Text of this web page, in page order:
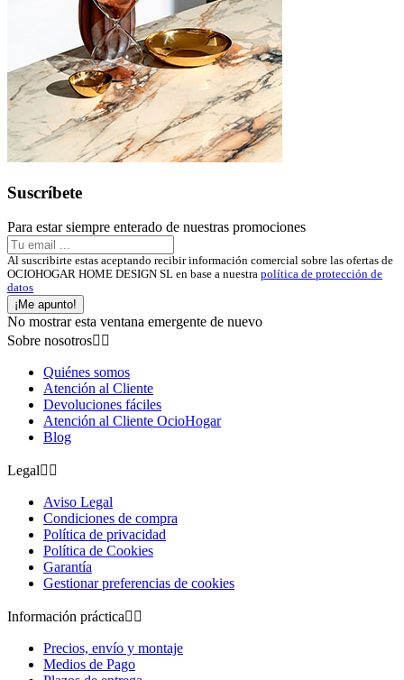
Suscríbete
Para estar siempre enterado de nuestras promociones
Al suscribirte estas aceptando recibir información comercial sobre las ofertas de
OCIOHOGAR HOME DESIGN SL en base a nuestra política de protección de
datos
¡Me apunto!
No mostrar esta ventana emergente de nuevo
Sobre nosotros 
Quiénes somos
Atención al Cliente
Devoluciones fáciles
Atención al Cliente OcioHogar
Blog
Legal 
Aviso Legal
Condiciones de compra
Política de privacidad
Política de Cookies
Garantía
Gestionar preferencias de cookies
Información práctica 
Precios, envío y montaje
Medios de Pago